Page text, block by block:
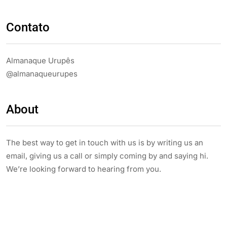
Contato
Almanaque Urupês
@almanaqueurupes
About
The best way to get in touch with us is by writing us an
email, giving us a call or simply coming by and saying hi.
We’re looking forward to hearing from you.